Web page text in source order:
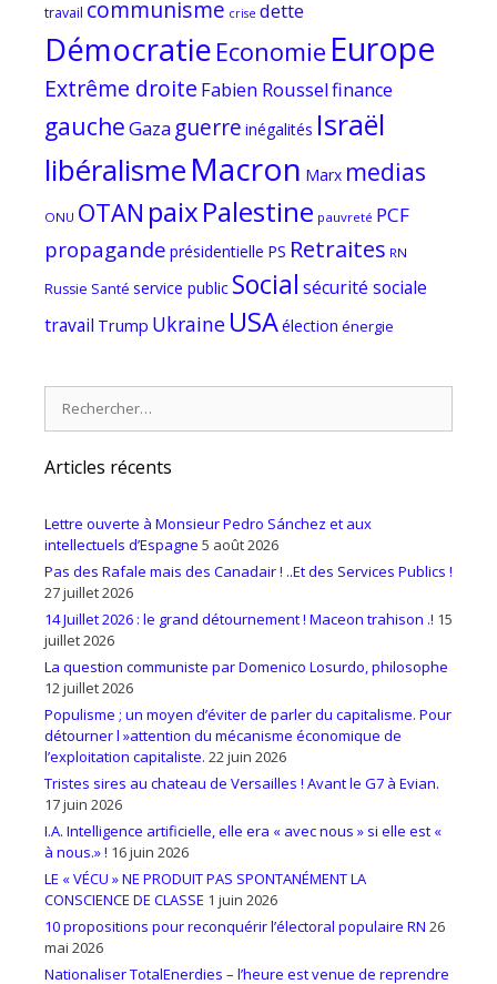
travail communisme crise dette
Démocratie Economie Europe
Extrême droite Fabien Rousselfinance
gaucheGaza guerre inégalités Israël
libéralismeMacron Marx medias
ONU OTAN paixPalestine pauvreté PCF
propagande présidentielle PS Retraites RN
Russie Santé service public Social sécurité sociale
travail Trump Ukraine USAélection énergie
Articles récents
Lettre ouverte à Monsieur Pedro Sánchez et aux
intellectuels d’Espagne 5 août 2026
Pas des Rafale mais des Canadair ! ..Et des Services Publics !
27 juillet 2026
14 Juillet 2026 : le grand détournement ! Maceon trahison .! 15
juillet 2026
La question communiste par Domenico Losurdo, philosophe
12 juillet 2026
Populisme ; un moyen d’éviter de parler du capitalisme. Pour
détourner l »attention du mécanisme économique de
l’exploitation capitaliste. 22 juin 2026
Tristes sires au chateau de Versailles ! Avant le G7 à Evian.
17 juin 2026
I.A. Intelligence artificielle, elle era « avec nous » si elle est «
à nous.» ! 16 juin 2026
LE « VÉCU » NE PRODUIT PAS SPONTANÉMENT LA
CONSCIENCE DE CLASSE 1 juin 2026
10 propositions pour reconquérir l’électoral populaire RN 26
mai 2026
Nationaliser TotalEnerdies – l’heure est venue de reprendre